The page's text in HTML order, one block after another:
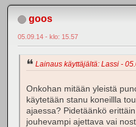
goos
05.09.14 - klo: 15.57
Lainaus käyttäjältä: Lassi -
Onkohan mitään yleistä
käytetään stanu koneillla
ajaessa? Pidetäänkö
jouhevampi ajettava vai